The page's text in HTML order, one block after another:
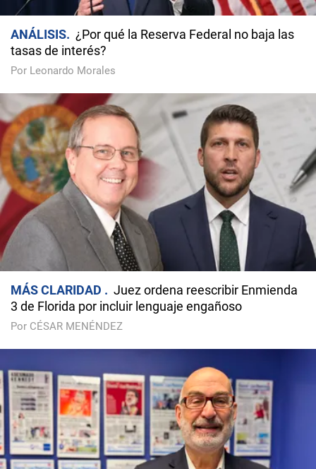
ANÁLISIS
¿Por qué la Reserva Federal no baja las
tasas de interés?
Por Leonardo Morales
MÁS CLARIDAD
Juez ordena reescribir Enmienda
3 de Florida por incluir lenguaje engañoso
Por CÉSAR MENÉNDEZ